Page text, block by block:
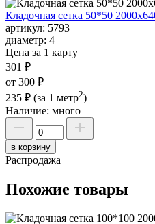
Кладочная сетка 50*50
артикул: 5793
диаметр: 4
Цена за 1 карту
301 ₽
от 300 ₽
235 ₽ (за 1 метр2)
Наличие: много
в корзину
Распродажа
Похожие товары